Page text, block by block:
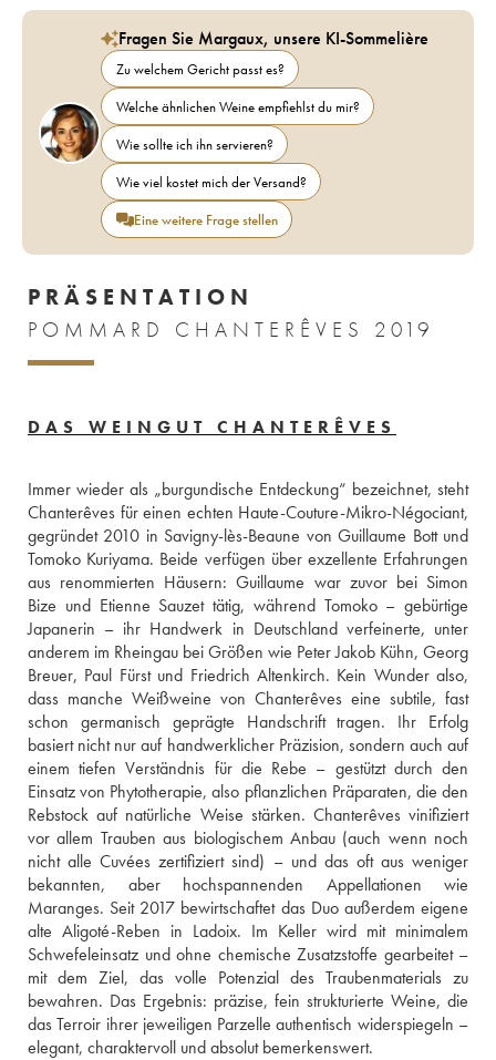
Fragen Sie Margaux, unsere KI-Sommelière
Zu welchem Gericht passt es?
Welche ähnlichen Weine empfiehlst du mir?
Wie sollte ich ihn servieren?
Wie viel kostet mich der Versand?
Eine weitere Frage stellen
PRÄSENTATION
POMMARD CHANTERÊVES 2019
DAS WEINGUT CHANTERÊVES
Immer wieder als „burgundische Entdeckung“ bezeichnet, steht
Chanterêves für einen echten Haute-Couture-Mikro-Négociant,
gegründet 2010 in Savigny-lès-Beaune von Guillaume Bott und
Tomoko Kuriyama. Beide verfügen über exzellente Erfahrungen
aus renommierten Häusern: Guillaume war zuvor bei Simon
Bize und Etienne Sauzet tätig, während Tomoko – gebürtige
Japanerin – ihr Handwerk in Deutschland verfeinerte, unter
anderem im Rheingau bei Größen wie Peter Jakob Kühn, Georg
Breuer, Paul Fürst und Friedrich Altenkirch. Kein Wunder also,
dass manche Weißweine von Chanterêves eine subtile, fast
schon germanisch geprägte Handschrift tragen. Ihr Erfolg
basiert nicht nur auf handwerklicher Präzision, sondern auch auf
einem tiefen Verständnis für die Rebe – gestützt durch den
Einsatz von Phytotherapie, also pflanzlichen Präparaten, die den
Rebstock auf natürliche Weise stärken. Chanterêves vinifiziert
vor allem Trauben aus biologischem Anbau (auch wenn noch
nicht alle Cuvées zertifiziert sind) – und das oft aus weniger
bekannten, aber hochspannenden Appellationen wie
Maranges. Seit 2017 bewirtschaftet das Duo außerdem eigene
alte Aligoté-Reben in Ladoix. Im Keller wird mit minimalem
Schwefeleinsatz und ohne chemische Zusatzstoffe gearbeitet –
mit dem Ziel, das volle Potenzial des Traubenmaterials zu
bewahren. Das Ergebnis: präzise, fein strukturierte Weine, die
das Terroir ihrer jeweiligen Parzelle authentisch widerspiegeln –
elegant, charaktervoll und absolut bemerkenswert.